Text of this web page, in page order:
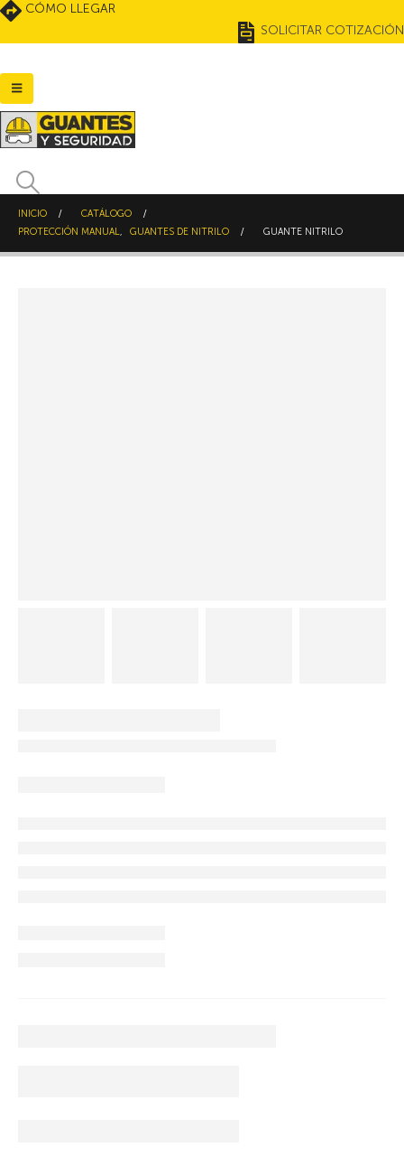
CÓMO LLEGAR
SOLICITAR COTIZACIÓN
INICIO
CATÁLOGO
PROTECCIÓN MANUAL, GUANTES DE NITRILO GUANTE NITRILO